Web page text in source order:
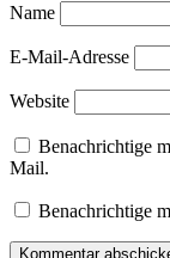
Name
E-Mail-Adresse
Website
Benachrichtige
Mail.
Benachrichtige